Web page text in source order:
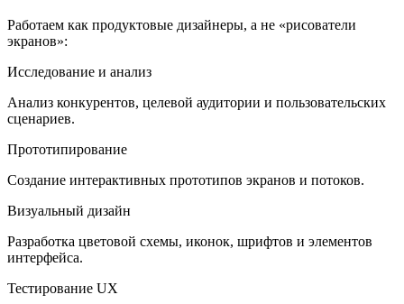
Работаем как продуктовые дизайнеры, а не «рисователи
экранов»:
Исследование и анализ
Анализ конкурентов, целевой аудитории и пользовательских
сценариев.
Прототипирование
Создание интерактивных прототипов экранов и потоков.
Визуальный дизайн
Разработка цветовой схемы, иконок, шрифтов и элементов
интерфейса.
Тестирование UX